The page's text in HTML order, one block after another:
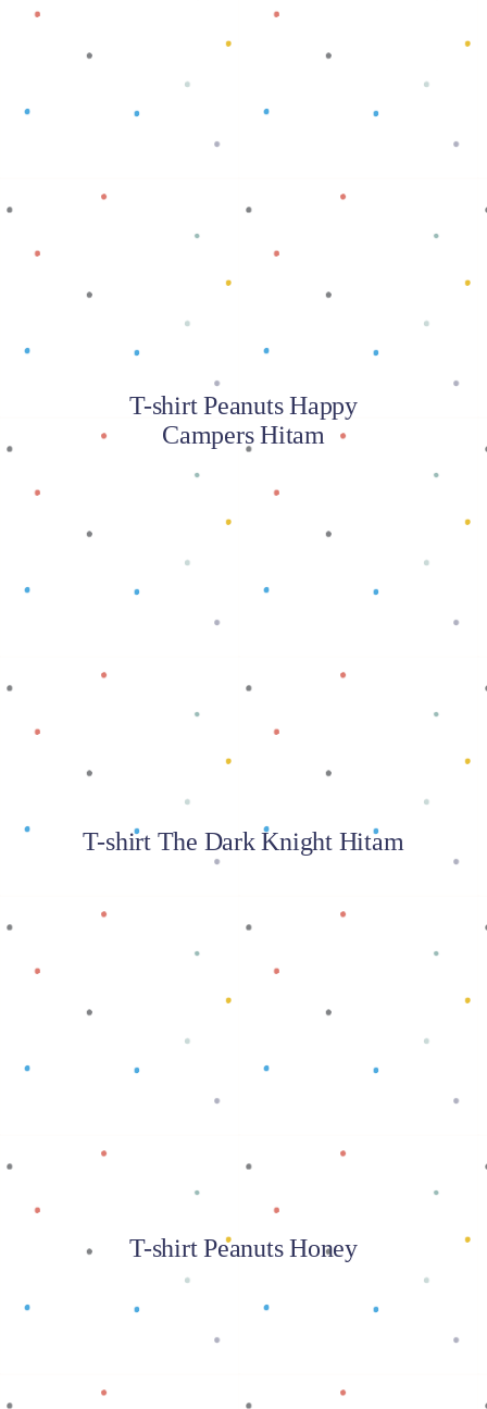
Baca selengkapnya
T-shirt Peanuts Happy
Campers Hitam
T-shirt The Dark Knight Hitam
Baca selengkapnya
T-shirt Peanuts Honey